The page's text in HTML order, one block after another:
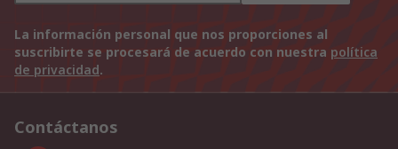
La información personal que nos proporciones al
suscribirte se procesará de acuerdo con nuestra política
de privacidad.
Contáctanos